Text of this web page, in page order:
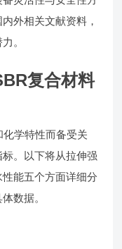
外相关文献资料，
。
复合材料
学特性而备受关
。以下将从拉伸强
能五个方面详细分
数据。